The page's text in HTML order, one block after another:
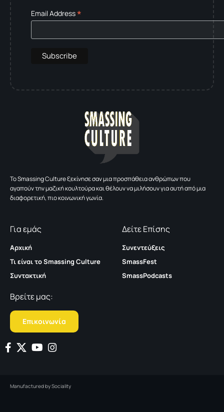
Email Address*
To Smassing Culture ξεκίνησε σαν μια προσπάθεια ανθρώπων που
αγαπούν την μαζική κουλτούρα και θέλουν να μιλήσουν για αυτή από μια
διαφορετική, πιο κοινωνική γωνία.
Για εμάς
Αρχική
Τι είναι το Smassing Culture
Συντακτική
Δείτε Επίσης
Συνεντεύξεις
SmassFest
SmassPodcasts
Βρείτε μας:
Επικοινωνία
Manufactured bySociality